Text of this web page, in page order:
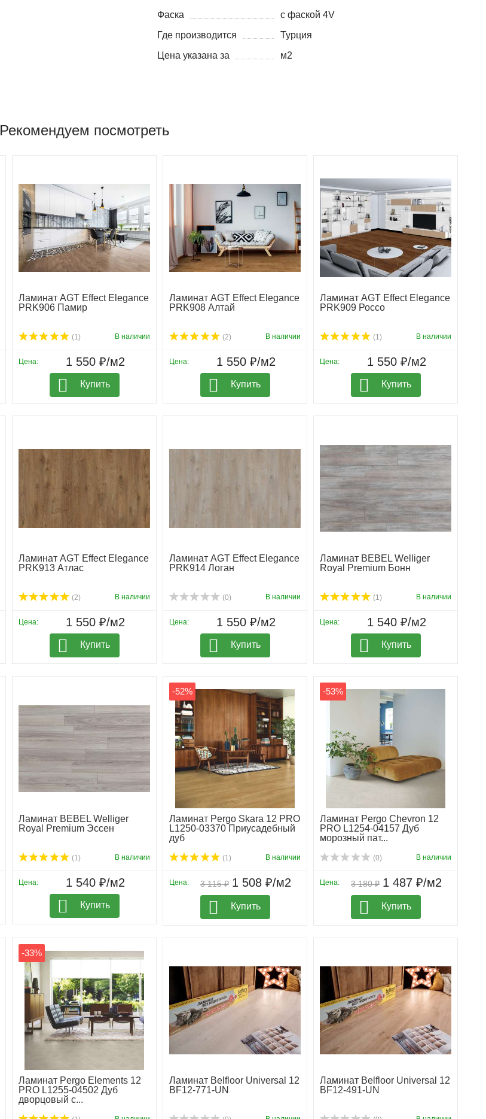
Фаска
с фаской 4V
Где производится
Турция
Цена указана за
м2
Рекомендуем посмотреть
Ламинат AGT Effect Elegance
PRK906 Памир
(1) В наличии
Цена: 1 550 ₽/м2
Купить
Ламинат AGT Effect Elegance
PRK908 Алтай
(2) В наличии
Цена: 1 550 ₽/м2
Купить
Ламинат AGT Effect Elegance
PRK909 Россо
(1) В наличии
Цена: 1 550 ₽/м2
Купить
Ламинат AGT Effect Elegance
PRK913 Атлас
(2) В наличии
Цена: 1 550 ₽/м2
Купить
Ламинат AGT Effect Elegance
PRK914 Логан
(0) В наличии
Цена: 1 550 ₽/м2
Купить
Ламинат BEBEL Welliger
Royal Premium Бонн
(1) В наличии
Цена: 1 540 ₽/м2
Купить
Ламинат BEBEL Welliger
Royal Premium Эссен
(1) В наличии
Цена: 1 540 ₽/м2
Купить
-52%
Ламинат Pergo Skara 12 PRO
L1250-03370 Приусадебный
дуб
(1) В наличии
3 115 ₽
Цена: 1 508 ₽/м2
Купить
-53%
Ламинат Pergo Chevron 12
PRO L1254-04157 Дуб
морозный пат...
(0) В наличии
3 180 ₽
Цена: 1 487 ₽/м2
Купить
-33%
Ламинат Pergo Elements 12
PRO L1255-04502 Дуб
дворцовый с...
Ламинат Belfloor Universal 12
BF12-771-UN
Ламинат Belfloor Universal 12
BF12-491-UN